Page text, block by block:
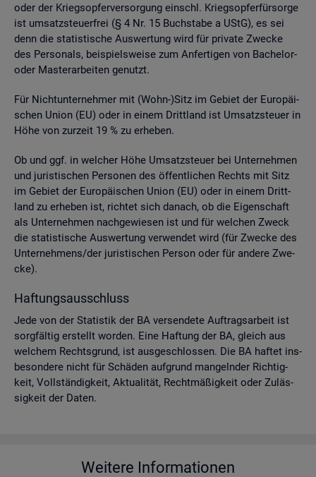
oder der Kriegs­op­fer­ver­sor­gung einschl. Kriegs­op­fer­für­sor­ge
ist um­satz­steu­er­frei (§ 4 Nr. 15 Buch­sta­be a UStG), es sei
denn die sta­tis­ti­sche Aus­wer­tung wird für pri­va­te Zwe­cke
des Per­so­nals, bei­spiels­wei­se zum An­fer­ti­gen von Ba­che­lor-
oder Mas­ter­ar­bei­ten ge­nutzt.
Für Nicht­un­ter­neh­mer mit (Wohn-)Sitz im Ge­biet der Eu­ro­päi­
schen Union (EU) oder in einem Dritt­land ist Um­satz­steu­er in
Höhe von zur­zeit 19 % zu er­he­ben.
Ob und ggf. in wel­cher Höhe Um­satz­steu­er bei Un­ter­neh­men
und ju­ris­ti­schen Per­so­nen des öf­fent­li­chen Rechts mit Sitz
im Ge­biet der Eu­ro­päi­schen Union (EU) oder in einem Dritt­
land zu er­he­ben ist, rich­tet sich da­nach, ob die Ei­gen­schaft
als Un­ter­neh­men nach­ge­wie­sen ist und für wel­chen Zweck
die sta­tis­ti­sche Aus­wer­tung ver­wen­det wird (für Zwe­cke des
Un­ter­neh­mens/der ju­ris­ti­schen Per­son oder für an­de­re Zwe­
cke).
Haf­tungs­aus­schluss
Jede von der Sta­tis­tik der BA ver­sen­de­te Auf­trags­ar­beit ist
sorg­fäl­tig er­stellt wor­den. Eine Haf­tung der BA, gleich aus
wel­chem Rechts­grund, ist aus­ge­schlos­sen. Die BA haf­tet ins­
be­son­de­re nicht für Schä­den auf­grund man­geln­der Rich­tig­
keit, Voll­stän­dig­keit, Ak­tua­li­tät, Recht­mä­ßig­keit oder Zu­läs­
sig­keit der Daten.
Weitere Informationen